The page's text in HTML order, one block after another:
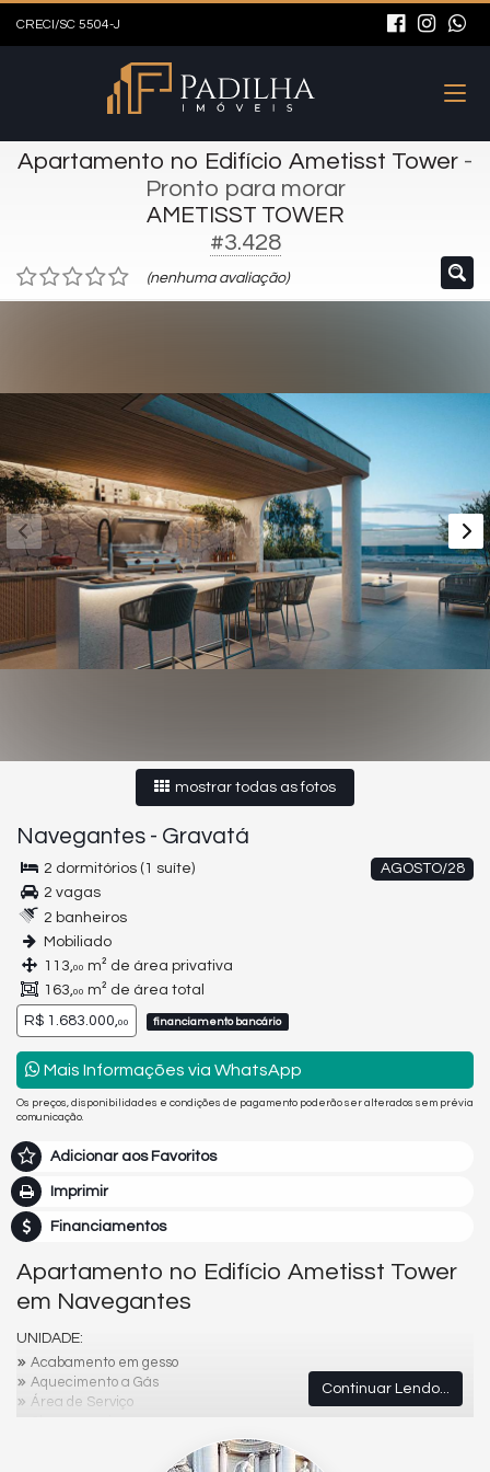
CRECI/SC 5504-J
Apartamento no Edifício Ametisst Tower -
Pronto para morar
AMETISST TOWER
#3.428
(nenhuma avaliação)
mostrar todas as fotos
Navegantes - Gravatá
AGOSTO/28
2 dormitórios (1 suíte)
2 vagas
2 banheiros
Mobiliado
113,00 m² de área privativa
163,00 m² de área total
R$ 1.683.000,00 financiamento bancário
Mais Informações via WhatsApp
Os preços, disponibilidades e condições de pagamento poderão ser alterados sem prévia
comunicação.
Adicionar aos Favoritos
Imprimir
Financiamentos
Apartamento no Edifício Ametisst Tower
em Navegantes
UNIDADE:
Acabamento em gesso
Aquecimento a Gás
Área de Serviço
Continuar Lendo...